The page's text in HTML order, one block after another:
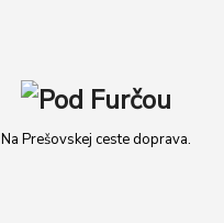
Na Prešovskej ceste doprava.